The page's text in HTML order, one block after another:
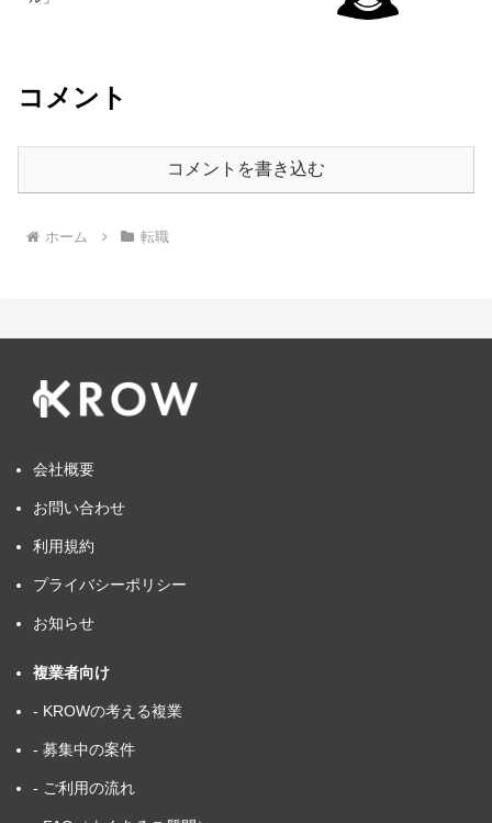
コメント
コメントを書き込む
ホーム 転職
会社概要
お問い合わせ
利用規約
プライバシーポリシー
お知らせ
複業者向け
- KROWの考える複業
- 募集中の案件
- ご利用の流れ